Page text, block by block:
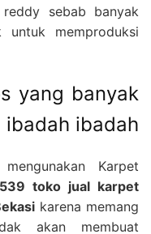
sebab banyak
memproduksi
yang banyak
ibadah
Karpet
toko jual karpet
karena memang
akan membuat